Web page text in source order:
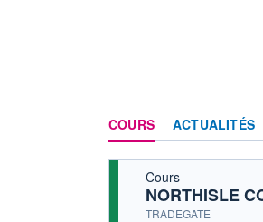
COURS ACTUALITÉS
Cours
NORTHISLE
TRADEGATE